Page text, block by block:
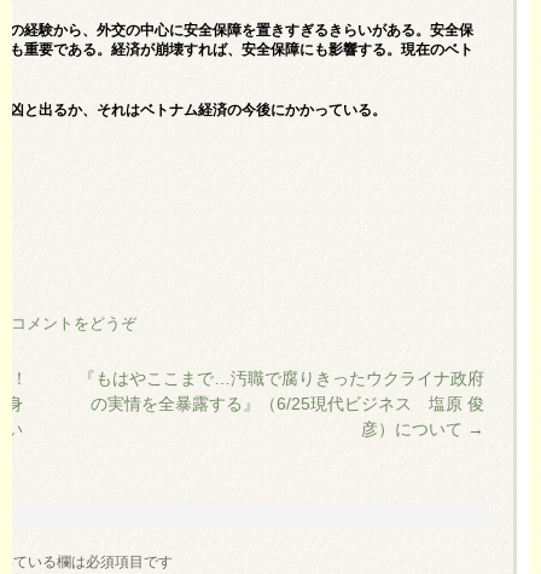
経験から、外交の中心に安全保障を置きすぎるきらいがある。安全保
重要である。経済が崩壊すれば、安全保障にも影響する。現在のベト
と出るか、それはベトナム経済の今後にかかっている。
コメントをどうぞ
！
身
い
『もはやここまで…汚職で腐りきったウクライナ政府
の実情を全暴露する』（6/25現代ビジネス 塩原 俊
彦）について →
ている欄は必須項目です